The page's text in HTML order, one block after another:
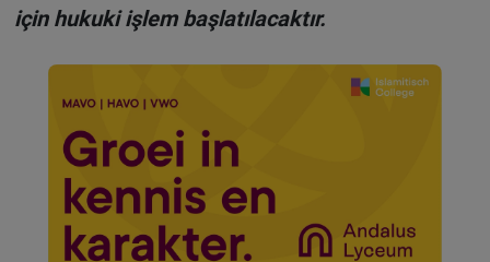
için hukuki işlem başlatılacaktır.